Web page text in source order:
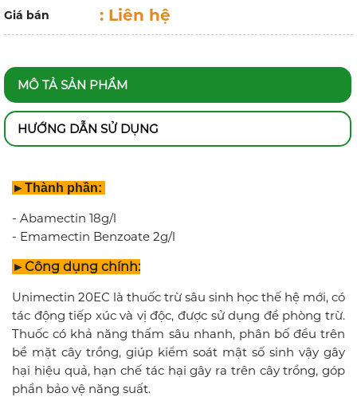
Giá bán : Liên hệ
MÔ TẢ SẢN PHẨM
HƯỚNG DẪN SỬ DỤNG
►Thành phần:
- Abamectin 18g/l
- Emamectin Benzoate 2g/l
►Công dụng chính:
Unimectin 20EC là thuốc trừ sâu sinh học thế hệ mới, có
tác động tiếp xúc và vị độc, được sử dụng đề phòng trừ.
Thuốc có khả năng thấm sâu nhanh, phân bố đều trên
bề mặt cây trồng, giúp kiểm soát mật số sinh vậy gây
hại hiệu quả, hạn chế tác hại gây ra trên cây trồng, góp
phần bảo vệ năng suất.